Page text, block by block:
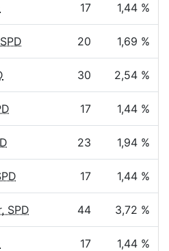
17 1,44 %
20 1,69 %
30 2,54 %
17 1,44 %
23 1,94 %
17 1,44 %
SPD 44 3,72 %
17 1,44 %